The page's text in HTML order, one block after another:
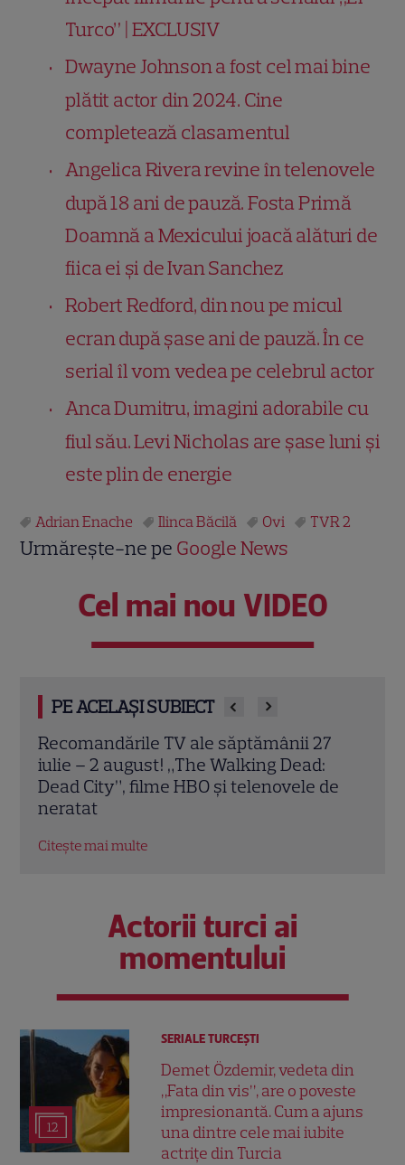
Turco” | EXCLUSIV
Dwayne Johnson a fost cel mai bine
plătit actor din 2024. Cine
completează clasamentul
Angelica Rivera revine în telenovele
după 18 ani de pauză. Fosta Primă
Doamnă a Mexicului joacă alături de
fiica ei și de Ivan Sanchez
Robert Redford, din nou pe micul
ecran după șase ani de pauză. În ce
serial îl vom vedea pe celebrul actor
Anca Dumitru, imagini adorabile cu
fiul său. Levi Nicholas are șase luni și
este plin de energie
Adrian Enache Ilinca Băcilă Ovi TVR 2
Urmărește-ne pe Google News
Cel mai nou VIDEO
PE ACELAȘI SUBIECT
Poftiți pe la noi – Poftiți la întrecere, 27
iulie 2026: Iulia Albu, Victor Slav și Selina
intră în competiție. Ce surpriză le
pregătește Nea Mărin
Citește mai multe
Actorii turci ai
momentului
12
SERIALE TURCEŞTI
Demet Özdemir, vedeta din
„Fata din vis”, are o poveste
impresionantă. Cum a ajuns
una dintre cele mai iubite
actrițe din Turcia